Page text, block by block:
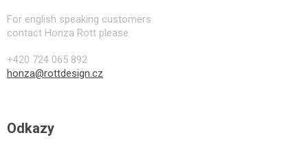
For english speaking customers
contact Honza Rott please.
+420 724 065 892
honza@rottdesign.cz
Odkazy